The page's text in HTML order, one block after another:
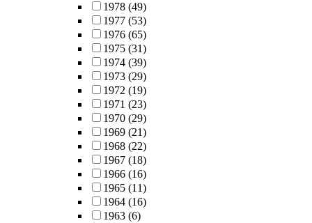
1978 (49)
1977 (53)
1976 (65)
1975 (31)
1974 (39)
1973 (29)
1972 (19)
1971 (23)
1970 (29)
1969 (21)
1968 (22)
1967 (18)
1966 (16)
1965 (11)
1964 (16)
1963 (6)